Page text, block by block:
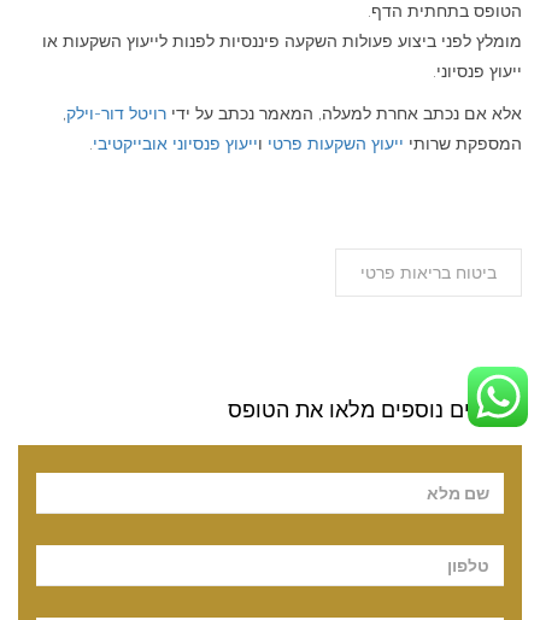
הטופס בתחתית הדף.
מומלץ לפני ביצוע פעולות השקעה פיננסיות לפנות לייעוץ השקעות או
ייעוץ פנסיוני.
אלא אם נכתב אחרת למעלה, המאמר נכתב על ידי רויטל דור-וילק
המספקת שרותי ייעוץ השקעות פרטי וייעוץ פנסיוני אובייקטיבי
ביטוח בריאות פרטי
לפרטים נוספים מלאו את הטופס